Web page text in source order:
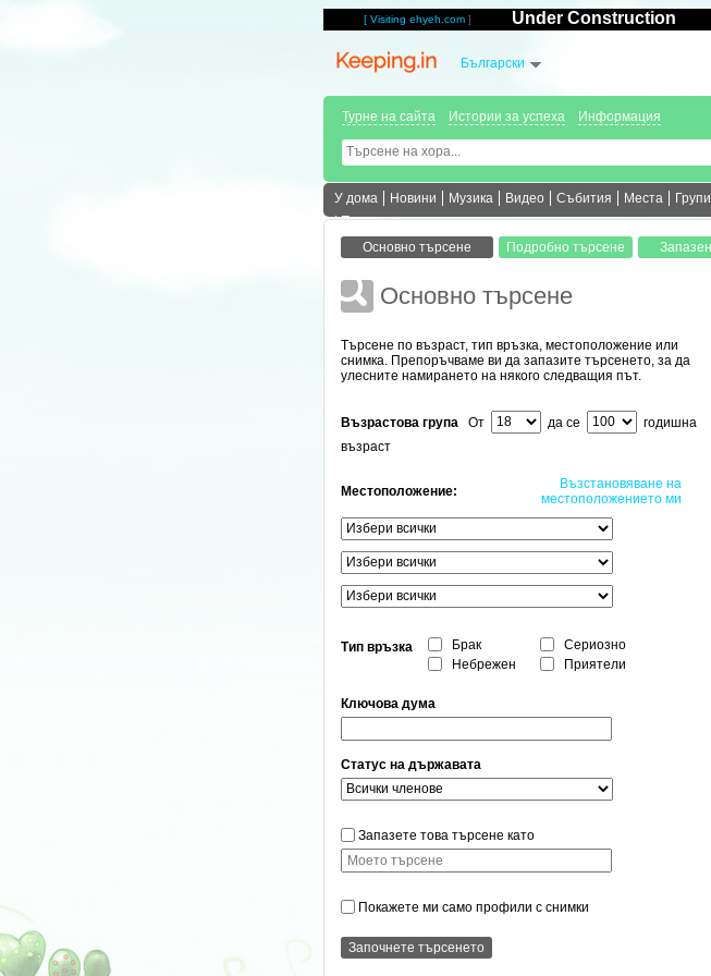
[ Visiting ehyeh.com ] Under Construction
Български
Турне на сайта Истории за успеха Информация
У дома Новини Музика Видео Събития Места Групи
| Повече ▼
Основно търсене
Търсене по възраст, тип връзка, местоположение или
снимка. Препоръчваме ви да запазите търсенето, за да
улесните намирането на някого следващия път.
Възрастова група От да се
годишна
възраст
Местоположение:
Възстановяване на
местоположението ми
Тип връзка Брак
Сериозно
Небрежен
Приятели
Ключова дума
Статус на държавата
Запазете това търсене като
Покажете ми само профили с снимки